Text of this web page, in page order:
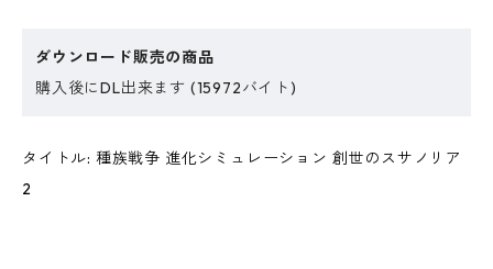
ダウンロード販売の商品
購入後にDL出来ます (15972バイト)
タイトル: 種族戦争 進化シミュレーション 創世のスサノリア
2